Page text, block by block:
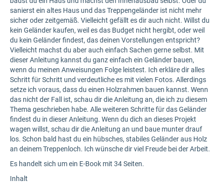
sanierst ein altes Haus und das Treppengeländer ist nicht mehr
sicher oder zeitgemäß. Vielleicht gefällt es dir auch nicht. Willst du
kein Geländer kaufen, weil es das Budget nicht hergibt, oder weil
du kein Geländer findest, das deinen Vorstellungen entspricht?
Vielleicht machst du aber auch einfach Sachen gerne selbst. Mit
dieser Anleitung kannst du ganz einfach ein Geländer bauen,
wenn du meinen Anweisungen Folge leistest. Ich erkläre dir alles
Schritt für Schritt und verdeutliche es mit vielen Fotos. Allerdings
setze ich voraus, dass du einen Holzrahmen bauen kannst. Wenn
das nicht der Fall ist, schau dir die Anleitung an, die ich zu diesem
Thema geschrieben habe. Alle weiteren Schritte für das Geländer
findest du in dieser Anleitung. Wenn du dich an dieses Projekt
wagen willst, schau dir die Anleitung an und baue munter drauf
los. Schon bald hast du ein hübsches, stabiles Geländer aus Holz
an deinem Treppenloch. Ich wünsche dir viel Freude bei der Arbeit.
Es handelt sich um ein E-Book mit 34 Seiten.
Inhalt